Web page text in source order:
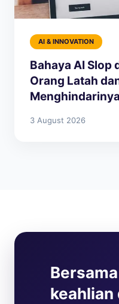
AI & INNOVATION
Bahaya AI Slop
Orang Latah
Menghindarinya
3 August 2026
keahlian